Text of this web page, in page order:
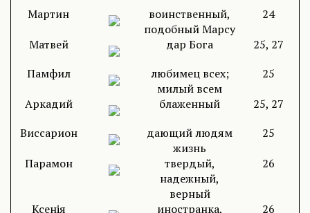
Мартин
воинственный,
подобный Марсу
24
Матвей
дар Бога
25, 27
Памфил
любимец всех;
милый всем
25
Аркадий
блаженный
25, 27
Виссарион
дающий людям
жизнь
25
Парамон
твердый,
надежный,
верный
26
Ксенія иностранка, 26